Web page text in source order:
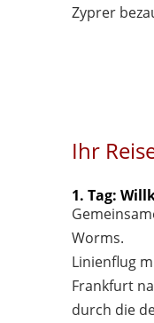
Zyprer
Ihr
1. Tag:
Worms.
Linienflug
Frankfurt
durch die